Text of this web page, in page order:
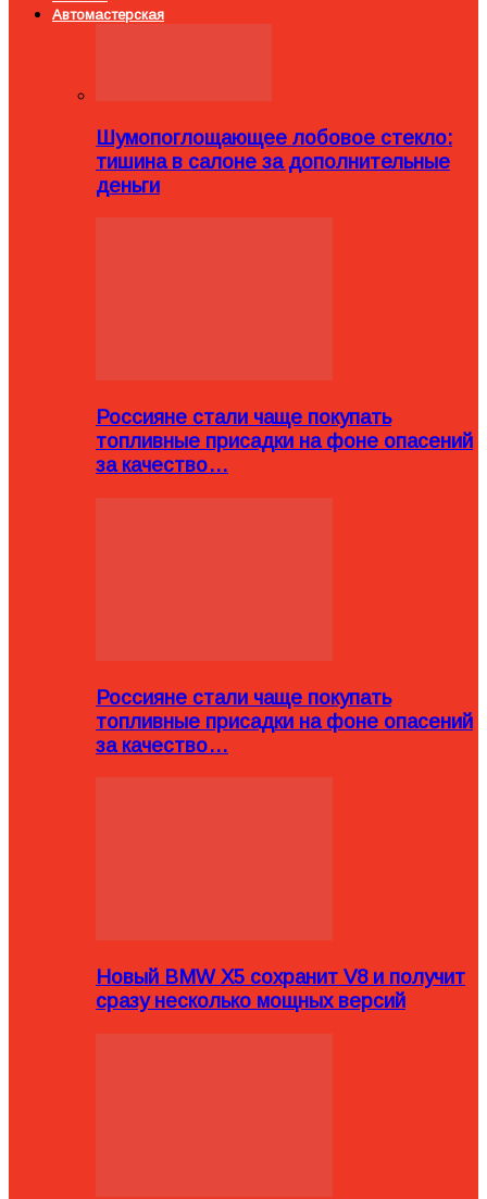
Автомастерская
Шумопоглощающее лобовое стекло:
тишина в салоне за дополнительные
деньги
Россияне стали чаще покупать
топливные присадки на фоне опасений
за качество…
Россияне стали чаще покупать
топливные присадки на фоне опасений
за качество…
Новый BMW X5 сохранит V8 и получит
сразу несколько мощных версий